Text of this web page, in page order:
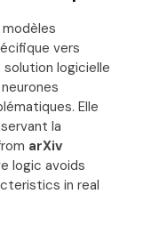
vers
solution logicielle
Elle
la
arXiv
logic avoids
in real